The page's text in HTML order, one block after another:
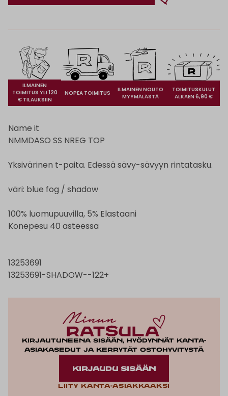
ILMAINEN
TOIMITUS YLI 120
€ TILAUKSIIN
NOPEA TOIMITUS
ILMAINEN NOUTO
MYYMÄLÄSTÄ
TOIMITUSKULUT
ALKAEN 6,90 €
Name it
NMMDASO SS NREG TOP
Yksivärinen t-paita. Edessä sävy-sävyyn rintatasku.
väri: blue fog / shadow
100% luomupuuvilla, 5% Elastaani
Konepesu 40 asteessa
13253691
13253691-SHADOW--122+
Kirjautuneena sisään, hyödynnät kanta-
asiakasedut ja kerrytät ostohyvitystä
KIRJAUDU SISÄÄN
Liity kanta-asiakkaaksi